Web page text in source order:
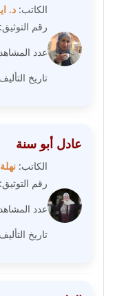
عاملة
عاملة
مدونة
عاملة
عاملة
الكاتب: د.
رقم التوثيق:
عدد
تاريخ
عادل أبو سنة
الكاتب:
رقم التوثيق:
عدد
تاريخ